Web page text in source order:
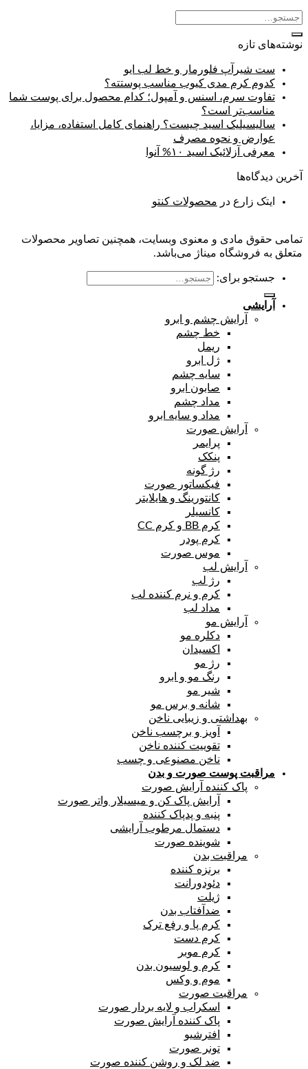
نوشته‌های تازه
ست شیرآپ فلورمار و خط لب ایو
کدوم کرم مدی کیوب مناسب پوستته؟
تفاوت سرم، اسنس و آمپول؛ کدام محصول برای پوست شما
مناسب‌تر است؟
سالیسیلیک اسید چیست؟ راهنمای کامل استفاده، مزایا،
عوارض و نحوه مصرف
معرفی آزلائیک اسید ۱۰% آنوا
آخرین دیدگاه‌ها
ایتک زارع در محصولات کنتو
تمامی حقوق مادی و معنوی وبسایت، همچنین تصاویر محصولات
متعلق به فروشگاه میناژ می‌باشد.
جستجو برای:
آرایشی
آرایش چشم و ابرو
خط چشم
ریمل
ژل ابرو
سایه چشم
صابون ابرو
مداد چشم
مداد و سایه ابرو
آرایش صورت
پرایمر
پنکک
رژ گونه
فیکساتور صورت
کانتورینگ و هایلایتر
کانسیلر
کرم BB و کرم CC
کرم پودر
موس صورت
آرایش لب
رژ لب
کرم و نرم کننده لب
مداد لب
آرایش مو
دکلره مو
اکسیدان
رژ مو
رنگ مو و ابرو
شیر مو
شانه و برس مو
بهداشتی و زیبایی ناخن
آویز و برچسب ناخن
تقوییت کننده ناخن
ناخن مصنوعی و چسب
مراقبت پوست صورت و بدن
پاک کننده آرایش صورت
آرایش پاک کن و میسیلار واتر صورت
پنبه و پدپاک کننده
دستمال مرطوب آرایشی
شوینده صورت
مراقبت بدن
برنزه کننده
دئودورانت
ژیلت
ضدآفتاب بدن
کرم پا و رفع ترک
کرم دست
کرم موبر
کرم و لوسیون بدن
موم و وکس
مراقبت صورت
اسکراب و لایه بردار صورت
پاک کننده آرایش صورت
افترشیو
تونر صورت
ضد لک و روشن کننده صورت